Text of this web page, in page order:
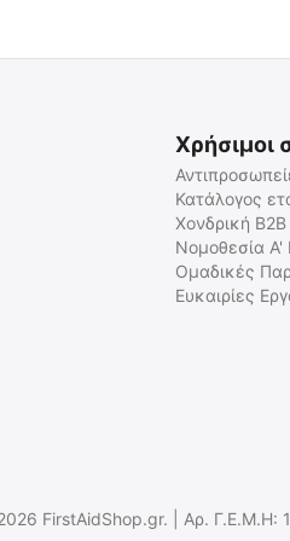
Γυαλιά Ασφαλείας Warrior
Safety CE & EN166
Άμεσα διαθέσιμο
Χρήσιμοι
Κατάλογος
Χονδρική B2B
Νομοθεσία Α'
Ομαδικές
Ευκαιρίες
FirstAidShop.gr. | Αρ. Γ.Ε.Μ.Η: